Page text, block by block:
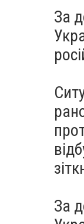
За
За